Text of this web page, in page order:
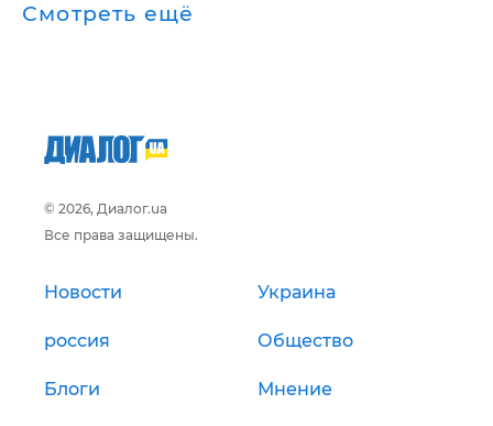
Смотреть ещё
© 2026, Диалог.ua
Все права защищены.
Новости Украина
россия Общество
Блоги Мнение